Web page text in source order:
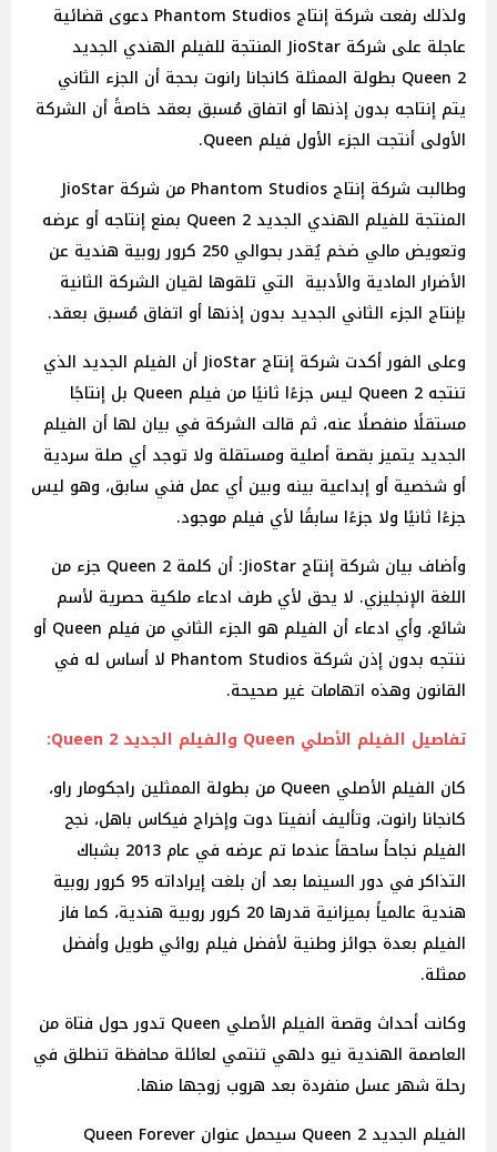
ولذلك رفعت شركة إنتاج Phantom Studios دعوى قضائية
عاجلة على شركة JioStar المنتجة للفيلم الهندي الجديد
Queen 2 بطولة الممثلة كانجانا رانوت بحجة أن الجزء الثاني
يتم إنتاجه بدون إذنها أو اتفاق مُسبق بعقد خاصةً أن الشركة
الأولى أنتجت الجزء الأول فيلم Queen.
وطالبت شركة إنتاج Phantom Studios من شركة JioStar
المنتجة للفيلم الهندي الجديد Queen 2 بمنع إنتاجه أو عرضه
وتعويض مالي ضخم يُقدر بحوالي 250 كرور روبية هندية عن
الأضرار المادية والأدبية التي تلقوها لقيان الشركة الثانية
بإنتاج الجزء الثاني الجديد بدون إذنها أو اتفاق مُسبق بعقد.
وعلى الفور أكدت شركة إنتاج JioStar أن الفيلم الجديد الذي
تنتجه Queen 2 ليس جزءًا ثانيًا من فيلم Queen بل إنتاجًا
مستقلًا منفصلًا عنه، ثم قالت الشركة في بيان لها أن الفيلم
الجديد يتميز بقصة أصلية ومستقلة ولا توجد أي صلة سردية
أو شخصية أو إبداعية بينه وبين أي عمل فني سابق، وهو ليس
جزءًا ثانيًا ولا جزءًا سابقًا لأي فيلم موجود.
وأضاف بيان شركة إنتاج JioStar: أن كلمة Queen 2 جزء من
اللغة الإنجليزي. لا يحق لأي طرف ادعاء ملكية حصرية لأسم
شائع، وأي ادعاء أن الفيلم هو الجزء الثاني من فيلم Queen أو
ننتجه بدون إذن شركة Phantom Studios لا أساس له في
القانون وهذه اتهامات غير صحيحة.
تفاصيل الفيلم الأصلي Queen والفيلم الجديد 2 Queen:
كان الفيلم الأصلي Queen من بطولة الممثلين راجكومار راو،
كانجانا رانوت، وتأليف أنفيتا دوت وإخراج فيكاس باهل، نجح
الفيلم نجاحاً ساحقاً عندما تم عرضه في عام 2013 بشباك
التذاكر في دور السينما بعد أن بلغت إيراداته 95 كرور روبية
هندية عالمياً بميزانية قدرها 20 كرور روبية هندية، كما فاز
الفيلم بعدة جوائز وطنية لأفضل فيلم روائي طويل وأفضل
ممثلة.
وكانت أحداث وقصة الفيلم الأصلي Queen تدور حول فتاة من
العاصمة الهندية نيو دلهي تنتمي لعائلة محافظة تنطلق في
رحلة شهر عسل منفردة بعد هروب زوجها منها.
الفيلم الجديد Queen 2 سيحمل عنوان Queen Forever